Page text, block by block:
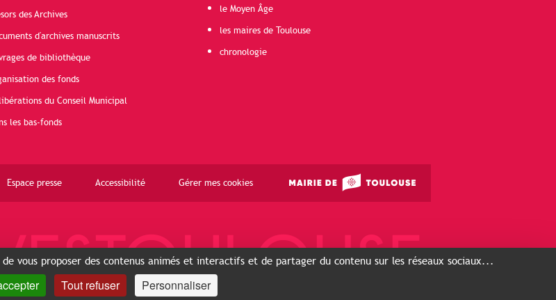
des Archives
d'archives manuscrits
de bibliothèque
des fonds
du Conseil Municipal
les bas-fonds
le Moyen Âge
les maires de Toulouse
chronologie
Espace presse Accessibilité Gérer mes cookies
vous proposer des contenus animés et interactifs et de partager du contenu sur les réseaux sociaux...
Tout refuser Personnaliser